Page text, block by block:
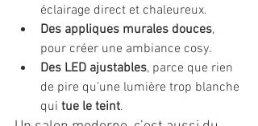
éclairage direct et chaleureux.
Des appliques murales douces,
pour créer une ambiance cosy.
Des LED ajustables, parce que rien
de pire qu’une lumière trop blanche
qui tue le teint.